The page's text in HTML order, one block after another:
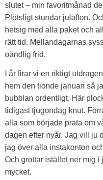
slutet – min favoritmånad
Plötsligt stundar julafton.
hetsig med alla paket och
rätt tid. Mellandagarnas
oändlig frid.
I år firar vi en riktigt
hem den tionde januari så
bubblan ordentligt. Här
tidigast tjugondag knut.
alla som började prata om
dagen efter nyår. Jag vill ju
jag över alla instakonton
Och grottar istället ner mig
mycket.